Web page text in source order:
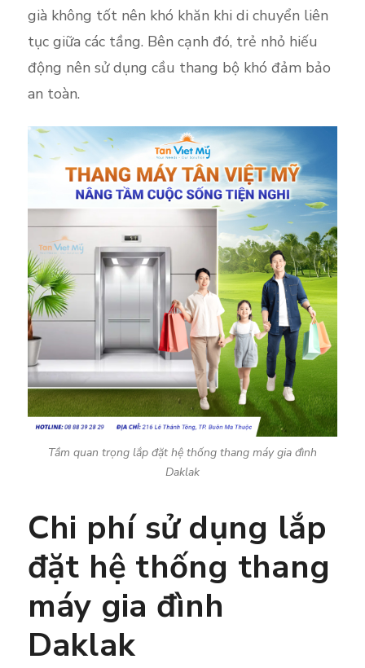
già không tốt nên khó khăn khi di chuyển liên
tục giữa các tầng. Bên cạnh đó, trẻ nhỏ hiếu
động nên sử dụng cầu thang bộ khó đảm bảo
an toàn.
Tầm quan trọng lắp đặt hệ thống thang máy gia đình
Daklak
Chi phí sử dụng lắp
đặt hệ thống thang
máy gia đình
Daklak